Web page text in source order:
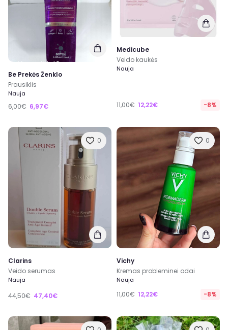
Be Prekės Ženklo
Prausiklis
Nauja
6,00€ 6,97€
Medicube
Veido kaukės
Nauja
11,00€ 12,22€ -8%
0
Clarins
Veido serumas
Nauja
44,50€ 47,40€
0
Vichy
Kremas probleminei odai
Nauja
11,00€ 12,22€ -8%